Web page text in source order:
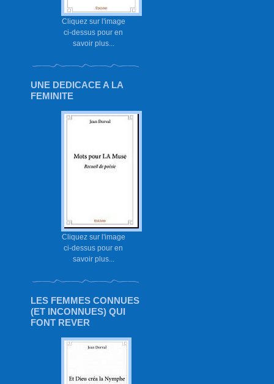
Cliquez sur l'image
ci-dessus pour en
savoir plus...
UNE DEDICACE A LA
FEMINITE
Cliquez sur l'image
ci-dessus pour en
savoir plus...
LES FEMMES CONNUES
(ET INCONNUES) QUI
FONT REVER